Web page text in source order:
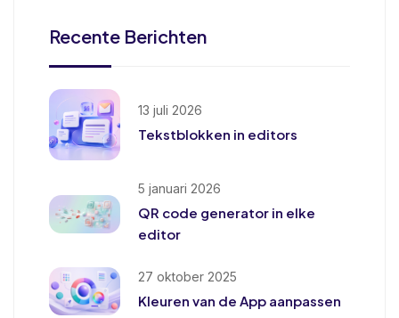
Recente Berichten
13 juli 2026
Tekstblokken in editors
5 januari 2026
QR code generator in elke
editor
27 oktober 2025
Kleuren van de App aanpassen